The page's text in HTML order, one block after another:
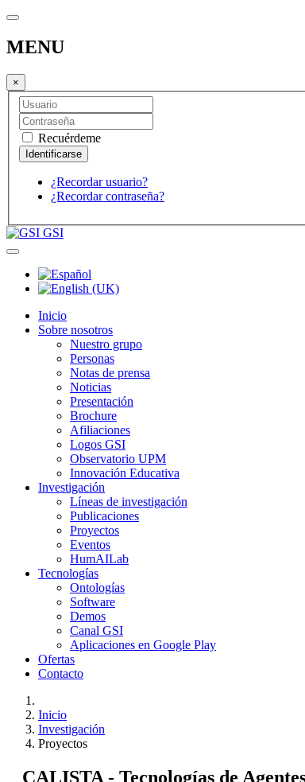
MENU
×
Recuérdeme
¿Recordar usuario?
¿Recordar contraseña?
GSI
Inicio
Sobre nosotros
Nuestro grupo
Personas
Notas de prensa
Noticias
Presentación
Brochure
Afiliaciones
Logos GSI
Observatorio UPM
Innovación Educativa
Investigación
Líneas de investigación
Publicaciones
Proyectos
Eventos
HumAILab
Tecnologías
Ontologías
Software
Demos
Canal GSI
Aplicaciones en Google Play
Ofertas
Contacto
Inicio
Investigación
Proyectos
CALISTA - Tecnologías de